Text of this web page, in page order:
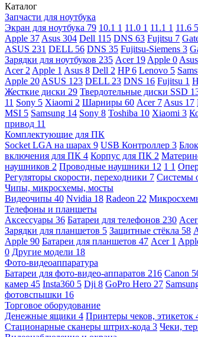
Каталог
Запчасти для ноутбука
Экран для ноутбука 79 10.1 1 11.0 1 11.1 1 11.6 5
Apple 37 Asus 304 Dell 115 DNS 63 Fujitsu 7
ASUS 231 DELL 56 DNS 35 Fujitsu-Siemens 3
Зарядки для ноутбуков 235 Acer 19 Apple 0 Asus
Acer 2 Apple 1 Asus 8 Dell 2 HP6 Lenovo 5
Apple 20 ASUS 123 DELL 23 DNS 16 Fujitsu 1
Жесткие диски 29 Твердотельные диски SSD
11 Sony 5 Xiaomi 2 Шарниры 60 Acer 7 Asus 17
MSI 5 Samsung 14 Sony 8 Toshiba 10 Xiaomi 3
привод 11
Комплектующие для ПК
Socket LGA на шарах 9 USB Контроллер 3
включения для ПК 4 Корпус для ПК 2
наушников 2 Проводные наушники 12 1 1
Регуляторы скорости, переходники 7 Системы
Чипы, микросхемы, мосты
Видеочипы 40 Nvidia 18 Radeon 22
Телефоны и планшеты
Аксессуары 36 Батареи для телефонов 230 Acer
Зарядки для планшетов 5 Защитные стёкла 58
Apple 90 Батареи для планшетов 47 Acer 1
0 Другие модели 18
Фото-видеоаппаратура
Батареи для фото-видео-аппаратов 216 Canon
камер 45 Insta360 5 Dji 8 GoPro Hero 27
фотовспышки 16
Торговое оборудование
Денежные ящики 4 Принтеры чеков, этикеток
Стационарные сканеры штрих-кода 3 Чеки,